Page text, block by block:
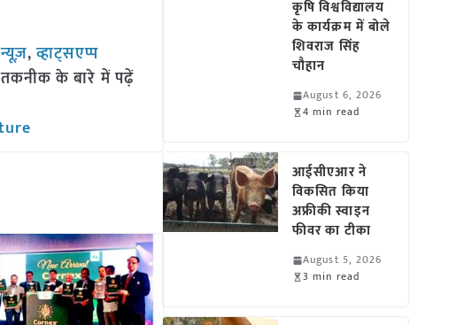
,व्हाट्सएप्प
तकनीक के बारे में पढ़ें
कृषि विश्वविद्यालय
के कार्यक्रम में बोले
शिवराज सिंह
चौहान
August 6, 2026
4 min read
आईसीएआर ने
विकसित किया
अफ्रीकी स्वाइन
फीवर का टीका
August 5, 2026
3 min read